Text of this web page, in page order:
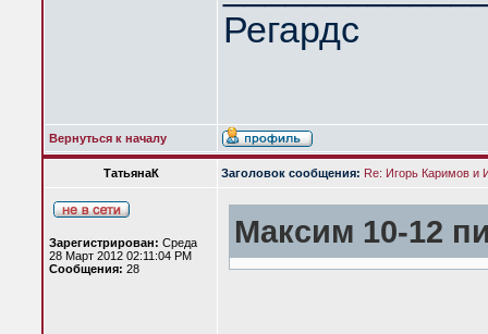
Регардс
Вернуться к началу
ТатьянаК Заголовок сообщения: Re: Игорь Каримов и
Зарегистрирован: Среда
28 Март 2012 02:11:04 PM
Сообщения: 28
Максим 10-12